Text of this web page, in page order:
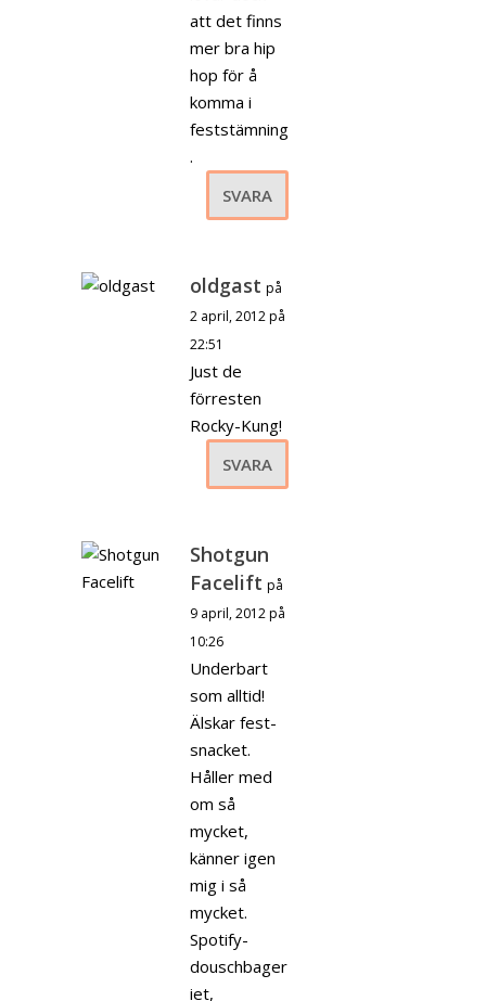
att det finns
mer bra hip
hop för å
komma i
feststämning
.
SVARA
oldgast på
2 april, 2012 på
22:51
Just de
förresten
Rocky-Kung!
SVARA
Shotgun
Facelift på
9 april, 2012 på
10:26
Underbart
som alltid!
Älskar fest-
snacket.
Håller med
om så
mycket,
känner igen
mig i så
mycket.
Spotify-
douschbager
iet,